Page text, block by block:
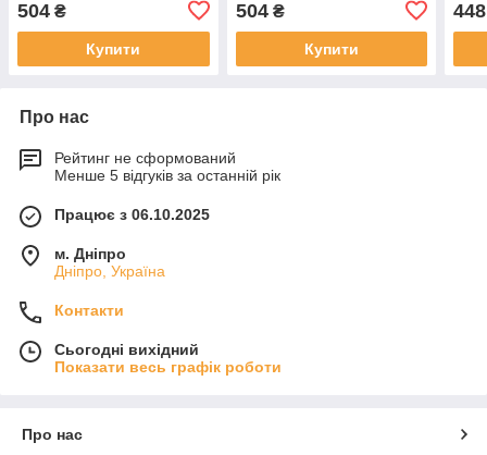
504 ₴
Купити
504₴
Купити
448
Про нас
Рейтинг не сформований
Менше 5 відгуків за останній рік
Працює з 06.10.2025
м. Дніпро
Дніпро, Україна
Контакти
Сьогодні вихідний
Показати весь графік роботи
Про нас